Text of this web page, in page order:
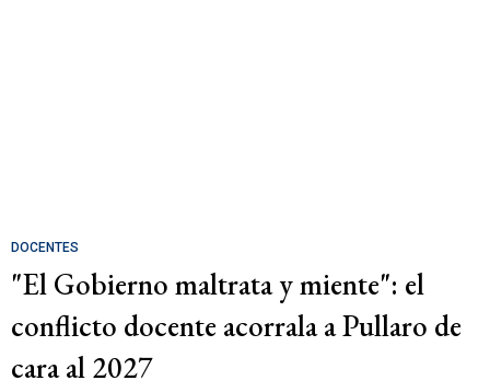
DOCENTES
"El Gobierno maltrata y miente": el
conflicto docente acorrala a Pullaro de
cara al 2027